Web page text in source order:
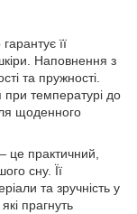
її
Наповнення з
та пружності.
температурі до
щоденного
практичний,
сну. Її
та зручність у
прагнуть